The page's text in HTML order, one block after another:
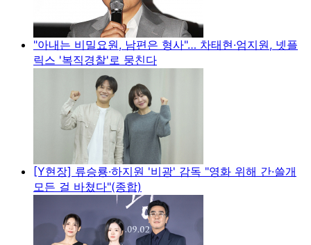
"아내는 비밀요원, 남편은 형사"… 차태현·엄지원, 넷플
릭스 '복직경찰'로 뭉친다
[Y현장] 류승룡·하지원 '비광' 감독 "영화 위해 간·쓸개
모든 걸 바쳤다"(종합)